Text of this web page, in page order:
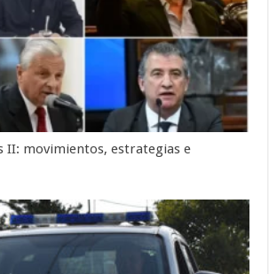
II: movimientos, estrategias e